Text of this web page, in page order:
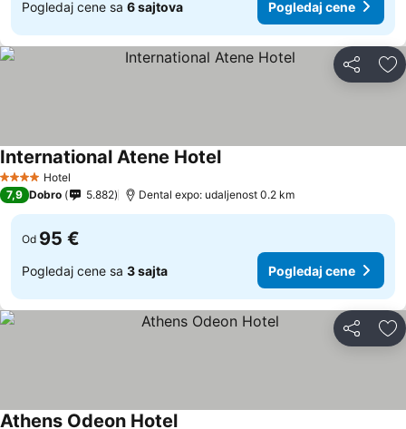
Pogledaj cene sa 6 sajtova Pogledaj cene
Deli
4 ZvezdiceHotel
International Atene Hotel
7,9 Dobro 5.882 Dental expo: udaljenost 0.2 km
Od 95 €
Pogledaj cene sa 3 sajta Pogledaj cene
Deli
Athens Odeon Hotel